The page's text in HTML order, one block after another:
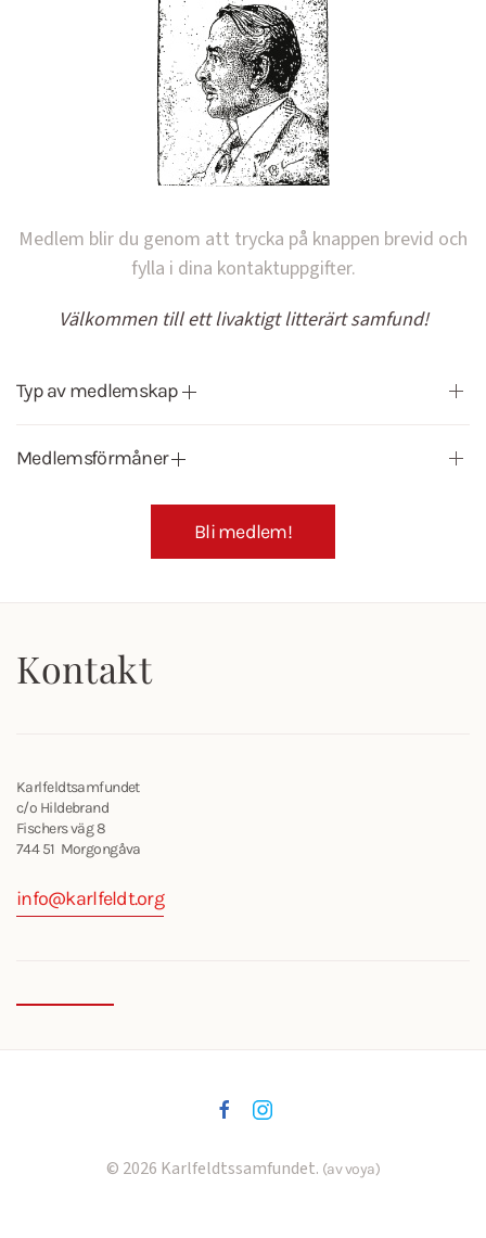
Medlem blir du genom att trycka på knappen brevid och
fylla i dina kontaktuppgifter.
Välkommen till ett livaktigt litterärt samfund!
Typ av medlemskap
Medlemsförmåner
Bli medlem!
Kontakt
Karlfeldtsamfundet
c/o Hildebrand
Fischers väg 8
744 51 Morgongåva
info@karlfeldt.org
© 2026 Karlfeldtssamfundet. (av voya)